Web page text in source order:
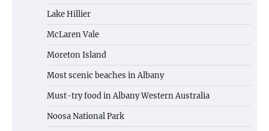
Lake Hillier
McLaren Vale
Moreton Island
Most scenic beaches in Albany
Must-try food in Albany Western Australia
Noosa National Park